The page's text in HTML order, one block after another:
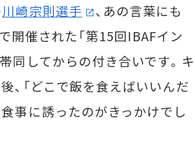
川崎宗則選手
、あの言葉にも
開催された「第15回IBAFイン
同してからの付き合いです。キ
、「どこで飯を食えばいいんだ
事に誘ったのがきっかけでし